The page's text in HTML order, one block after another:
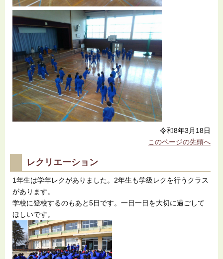
令和8年3月18日
このページの先頭へ
レクリエーション
1年生は学年レクがありました。2年生も学級レクを行うクラス
があります。
学校に登校するのもあと5日です。一日一日を大切に過ごして
ほしいです。